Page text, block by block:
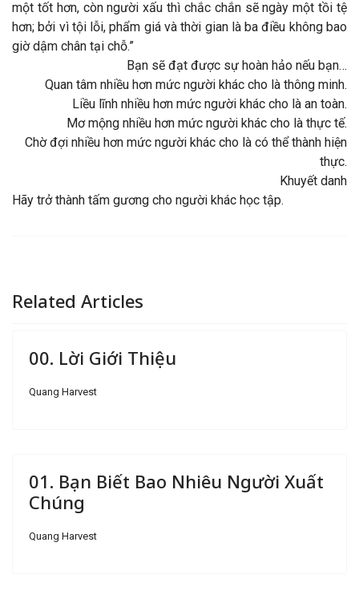
một tốt hơn, còn người xấu thì chắc chắn sẽ ngày một tồi tệ
hơn; bởi vì tội lỗi, phẩm giá và thời gian là ba điều không bao
giờ dậm chân tại chỗ.”
Bạn sẽ đạt được sự hoàn hảo nếu bạn…
Quan tâm nhiều hơn mức người khác cho là thông minh.
Liều lĩnh nhiều hơn mức người khác cho là an toàn.
Mơ mộng nhiều hơn mức người khác cho là thực tế.
Chờ đợi nhiều hơn mức người khác cho là có thể thành hiện
thực.
Khuyết danh
Hãy trở thành tấm gương cho người khác học tập.
Related Articles
00. Lời Giới Thiệu
Quang Harvest
01. Bạn Biết Bao Nhiêu Người Xuất
Chúng
Quang Harvest